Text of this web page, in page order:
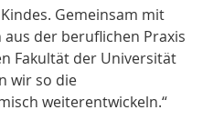
Gemeinsam mit
der beruflichen Praxis
Fakultät der Universität
wir so die
weiterentwickeln.“